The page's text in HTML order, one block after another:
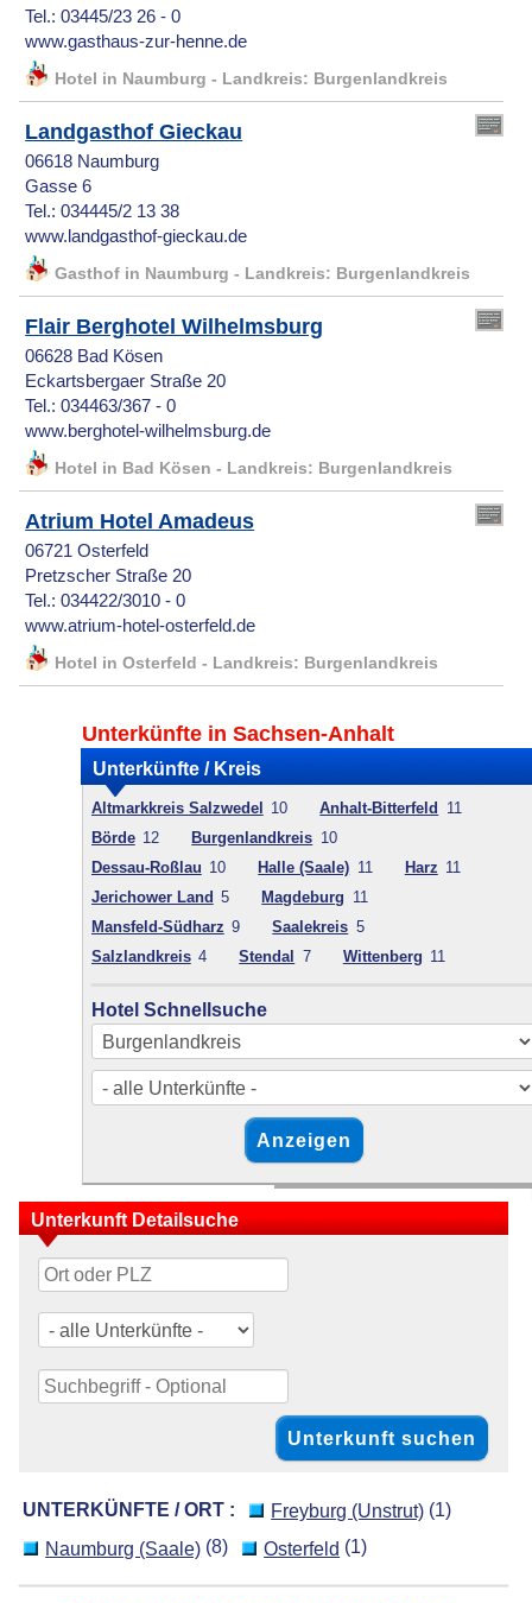
Tel.: 03445/23 26 - 0
www.gasthaus-zur-henne.de
Hotel in Naumburg - Landkreis: Burgenlandkreis
Landgasthof Gieckau
06618 Naumburg
Gasse 6
Tel.: 034445/2 13 38
www.landgasthof-gieckau.de
Gasthof in Naumburg - Landkreis: Burgenlandkreis
Flair Berghotel Wilhelmsburg
06628 Bad Kösen
Eckartsbergaer Straße 20
Tel.: 034463/367 - 0
www.berghotel-wilhelmsburg.de
Hotel in Bad Kösen - Landkreis: Burgenlandkreis
Atrium Hotel Amadeus
06721 Osterfeld
Pretzscher Straße 20
Tel.: 034422/3010 - 0
www.atrium-hotel-osterfeld.de
Hotel in Osterfeld - Landkreis: Burgenlandkreis
Unterkünfte in Sachsen-Anhalt
Unterkünfte / Kreis
Altmarkkreis Salzwedel 10 Anhalt-Bitterfeld
11
Börde 12 Burgenlandkreis 10
Dessau-Roßlau 10 Halle (Saale) 11 Harz 11
Jerichower Land 5 Magdeburg 11
Mansfeld-Südharz 9 Saalekreis 5
Salzlandkreis 4 Stendal 7 Wittenberg 11
Hotel Schnellsuche
Unterkunft Detailsuche
UNTERKÜNFTE / ORT : Freyburg (Unstrut) (1)
Naumburg (Saale) (8) Osterfeld (1)